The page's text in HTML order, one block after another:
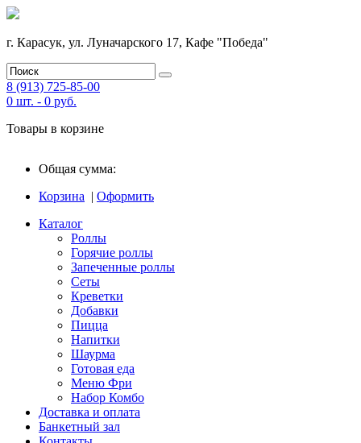
г. Карасук, ул. Луначарского 17, Кафе "Победа"
8 (913) 725-85-00
0 шт. - 0 руб.
Товары в корзине
Общая сумма:
Корзина | Оформить
Каталог
Роллы
Горячие роллы
Запеченные роллы
Сеты
Креветки
Добавки
Пицца
Напитки
Шаурма
Готовая еда
Меню Фри
Набор Комбо
Доставка и оплата
Банкетный зал